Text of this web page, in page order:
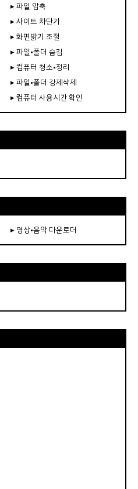
▸ 파일 압축
▸ 사이트 차단기
▸ 화면밝기 조절
▸ 파일•폴더 숨김
▸ 컴퓨터 청소•정리
▸ 파일•폴더 강제삭제
▸ 컴퓨터 사용시간 확인
▸ 영상•음악 다운로더